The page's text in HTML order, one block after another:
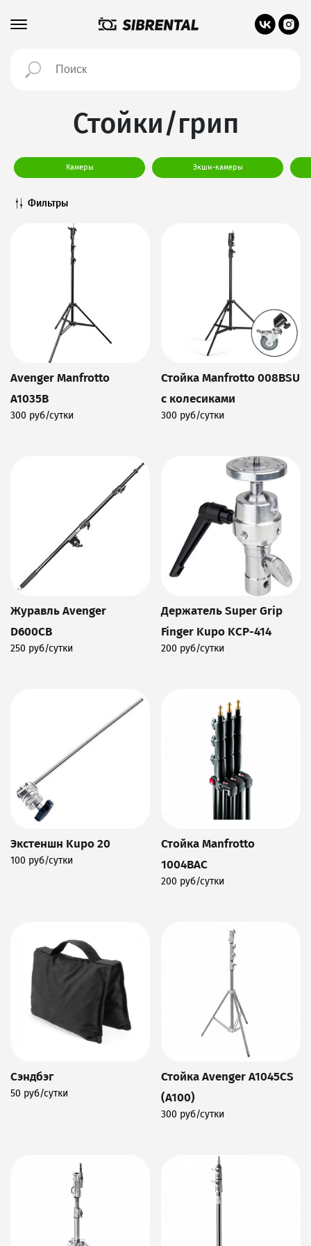
Стойки/грип
Камеры Экшн-камеры
Фильтры
Avenger Manfrotto
А1035B
300 руб/сутки
Стойка Manfrotto 008BSU
с колесиками
300 руб/сутки
Журавль Avenger
D600CB
250 руб/сутки
Держатель Super Grip
Finger Kupo KCP-414
200 руб/сутки
Экстеншн Kupo 20
100 руб/сутки
Стойка Manfrotto
1004BAC
200 руб/сутки
Сэндбэг
50 руб/сутки
Стойка Avenger A1045CS
(A100)
300 руб/сутки